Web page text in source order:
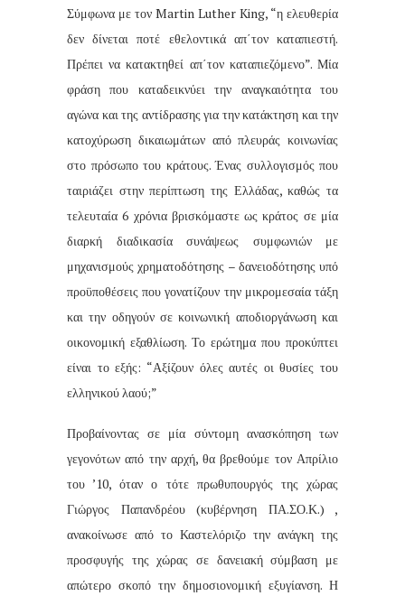
Σύμφωνα με τον Martin Luther King, “η ελευθερία
δεν δίνεται ποτέ εθελοντικά απ΄τον καταπιεστή.
Πρέπει να κατακτηθεί απ΄τον καταπιεζόμενο”. Μία
φράση που καταδεικνύει την αναγκαιότητα του
αγώνα και της αντίδρασης για την κατάκτηση και την
κατοχύρωση δικαιωμάτων από πλευράς κοινωνίας
στο πρόσωπο του κράτους. Ένας συλλογισμός που
ταιριάζει στην περίπτωση της Ελλάδας, καθώς τα
τελευταία 6 χρόνια βρισκόμαστε ως κράτος σε μία
διαρκή διαδικασία συνάψεως συμφωνιών με
μηχανισμούς χρηματοδότησης – δανειοδότησης υπό
προϋποθέσεις που γονατίζουν την μικρομεσαία τάξη
και την οδηγούν σε κοινωνική αποδιοργάνωση και
οικονομική εξαθλίωση. Το ερώτημα που προκύπτει
είναι το εξής: “Αξίζουν όλες αυτές οι θυσίες του
ελληνικού λαού;”
Προβαίνοντας σε μία σύντομη ανασκόπηση των
γεγονότων από την αρχή, θα βρεθούμε τον Απρίλιο
του ’10, όταν ο τότε πρωθυπουργός της χώρας
Γιώργος Παπανδρέου (κυβέρνηση ΠΑ.ΣΟ.Κ.) ,
ανακοίνωσε από το Καστελόριζο την ανάγκη της
προσφυγής της χώρας σε δανειακή σύμβαση με
απώτερο σκοπό την δημοσιονομική εξυγίανση. Η